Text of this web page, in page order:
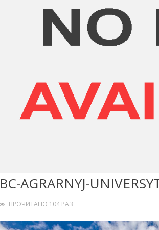
BC-AGRARNYJ-
ПРОЧИТАНО 104 РАЗ